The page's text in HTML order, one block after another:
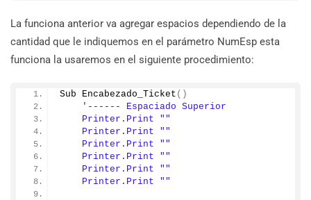
La funciona anterior va agregar espacios dependiendo de la
cantidad que le indiquemos en el parámetro NumEsp esta
funciona la usaremos en el siguiente procedimiento:
Sub Encabezado_Ticket ()
'------ Espaciado Superior
    Printer.Print ""
    Printer.Print ""
    Printer.Print ""
    Printer.Print ""
    Printer.Print ""
    Printer.Print ""